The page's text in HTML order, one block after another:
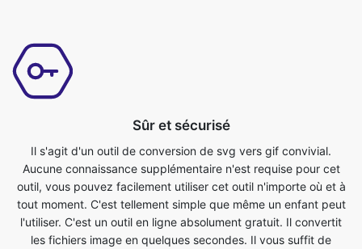
Il s'agit d'un outil de conversion de svg vers gif convivial.
Aucune connaissance supplémentaire n'est requise pour cet
outil, vous pouvez facilement utiliser cet outil n'importe où et à
tout moment. C'est tellement simple que même un enfant peut
l'utiliser. C'est un outil en ligne absolument gratuit. Il convertit
les fichiers image en quelques secondes. Il vous suffit de
soumettre le fichier original et vous obtiendrez un fichier au
format gif transformé. Toute personne disposant d'un
téléphone, d'une tablette, d'un ordinateur portable ou d'un PC
peut accéder à cet outil et l'utiliser gratuitement.